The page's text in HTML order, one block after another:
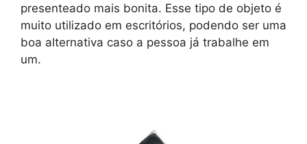
presenteado mais bonita. Esse tipo de objeto é
muito utilizado em escritórios, podendo ser uma
boa alternativa caso a pessoa já trabalhe em
um.